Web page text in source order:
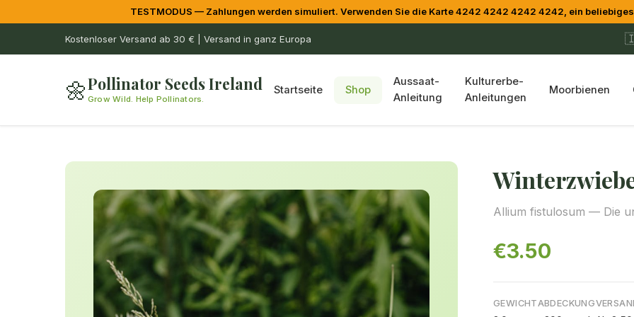
TESTMODUS — Zahlungen werden simuliert. Verwenden Sie die Karte 4242 4242 4242 4242, ein
Kostenloser Versand ab 30 € | Versand in ganz Europa
🌼Pollinator Seeds Ireland
Grow Wild. Help Pollinators.
Startseite Shop
Aussaat-
Anleitung
Kulturerbe-
Anleitungen
Moorbienen
Allium fistulosum — Die
€3.50
GEWICHTABDECKUNG